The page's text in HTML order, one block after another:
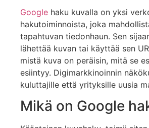
Google haku kuvalla on yksi
hakutoiminnoista, joka
tapahtuvan tiedonhaun. Sen
lähettää kuvan tai käyttää sen
mistä kuva on peräisin, mitä se
esiintyy. Digimarkkinoinnin
kuluttajille että yrityksille uusia
Mikä on Google